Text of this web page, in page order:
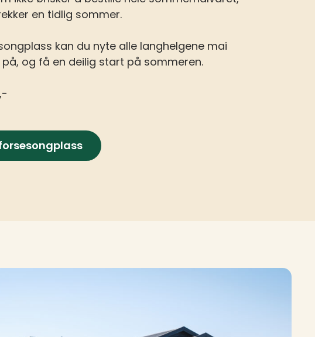
en tidlig sommer.
kan du nyte alle langhelgene mai
og få en deilig start på sommeren.